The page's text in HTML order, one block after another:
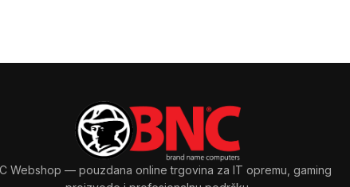
Webshop — pouzdana online trgovina za IT opremu, gaming